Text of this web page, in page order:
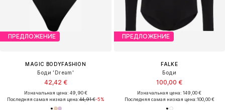
ПРЕДЛОЖЕНИЕ
MAGIC BODYFASHION
Боди 'Dream'
42,42 €
Изначальная цена: 49,90 €
Последняя самая низкая цена:44,91 €-5%
ПРЕДЛОЖЕНИЕ
FALKE
Боди
100,00 €
Изначальная цена: 149,00 €
Последняя самая низкая цена:100,00 €